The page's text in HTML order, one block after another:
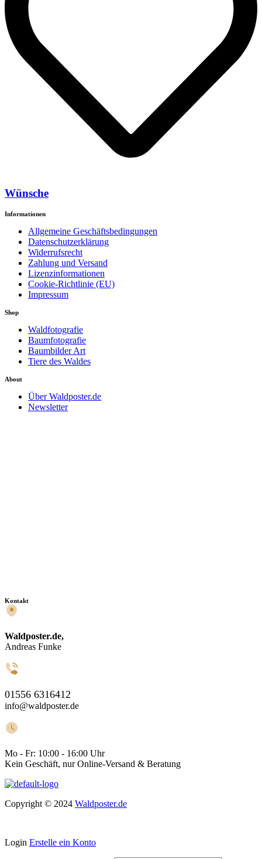
Wünsche
Informationen
Allgemeine Geschäftsbedingungen
Datenschutzerklärung
Widerrufsrecht
Zahlung und Versand
Lizenzinformationen
Cookie-Richtlinie (EU)
Impressum
Shop
Waldfotografie
Baumfotografie
Baumbilder Art
Tiere des Waldes
About
Über Waldposter.de
Newsletter
Kontakt
Waldposter.de,
Andreas Funke
01556 6316412
info@waldposter.de
Mo - Fr: 10:00 - 16:00 Uhr
Kein Geschäft, nur Online-Versand & Beratung
Copyright © 2024 Waldposter.de
Login Erstelle ein Konto